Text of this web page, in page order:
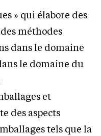
» qui élabore des
méthodes
dans le domaine
le domaine du
et
des aspects
tels que la